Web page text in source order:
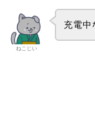
ねこじい
充電中